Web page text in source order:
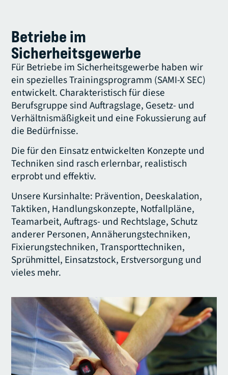
Betriebe im
Sicherheitsgewerbe
Für Betriebe im Sicherheitsgewerbe haben wir
ein spezielles Trainingsprogramm (SAMI-X SEC)
entwickelt. Charakteristisch für diese
Berufsgruppe sind Auftragslage, Gesetz- und
Verhältnismäßigkeit und eine Fokussierung auf
die Bedürfnisse.
Die für den Einsatz entwickelten Konzepte und
Techniken sind rasch erlernbar, realistisch
erprobt und effektiv.
Unsere Kursinhalte: Prävention, Deeskalation,
Taktiken, Handlungskonzepte, Notfallpläne,
Teamarbeit, Auftrags- und Rechtslage, Schutz
anderer Personen, Annäherungstechniken,
Fixierungstechniken, Transporttechniken,
Sprühmittel, Einsatzstock, Erstversorgung und
vieles mehr.